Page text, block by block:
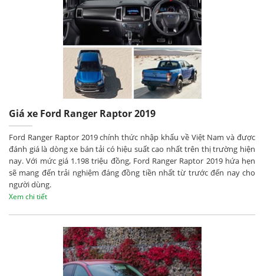
Giá xe Ford Ranger Raptor 2019
Ford Ranger Raptor 2019 chính thức nhập khẩu về Việt Nam và được
đánh giá là dòng xe bán tải có hiệu suất cao nhất trên thị trường hiện
nay. Với mức giá 1.198 triệu đồng, Ford Ranger Raptor 2019 hứa hẹn
sẽ mang đến trải nghiệm đáng đồng tiền nhất từ trước đến nay cho
người dùng.
Xem chi tiết